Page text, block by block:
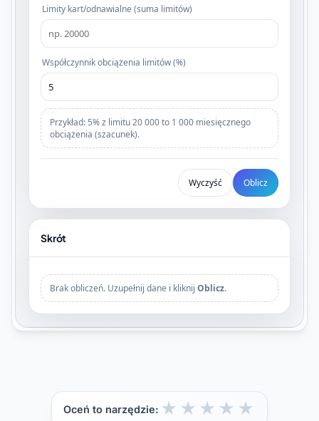
Limity kart/odnawialne (suma limitów)
Współczynnik obciążenia limitów (%)
Przykład: 5% z limitu 20 000 to 1 000 miesięcznego
obciążenia (szacunek).
Wyczyść Oblicz
Skrót
Brak obliczeń. Uzupełnij dane i kliknij Oblicz.
Oceń to narzędzie: ★
★
★
★
★